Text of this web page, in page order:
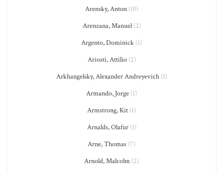
Arensky, Anton(10)
Arenzana, Manuel(2)
Argento, Dominick (1)
Ariosti, Attilio(2)
Arkhangelsky, Alexander Andreyevich(1)
Armando, Jorge (1)
Armstrong, Kit (1)
Arnalds, Olafur(1)
Arne, Thomas (7)
Arnold, Malcolm (2)